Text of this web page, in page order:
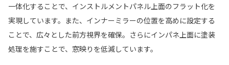
一体化することで、インストルメントパネル上面のフラット化を
実現しています。また、インナーミラーの位置を高めに設定する
ことで、広々とした前方視界を確保。さらにインパネ上面に塗装
処理を施すことで、窓映りを低減しています。